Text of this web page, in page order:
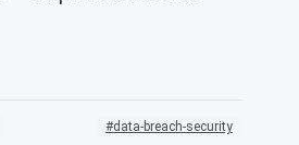
data-breach-security